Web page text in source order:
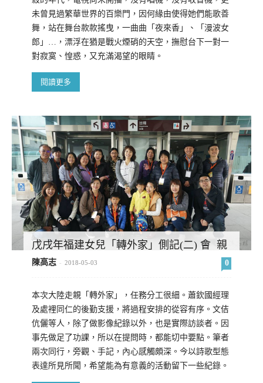
未曾見過繁華世界的百樂門，因何緣由使得她們能歌善
舞，站在舞台款款搖曳，一曲曲「夜來香」、「漫波女
郎」…，漂浮在猶是戰火煙硝的天空，撫慰台下一對一
對寂寞、惶惑，又充滿渴望的眼睛。
閱讀更多
戊戌年福建女兒「轉外家」側記(二) 會 親
陳高志 - 2018-05-03 0
本次大陸走親「轉外家」，任務分工很細。蕭欽國經理
及處裡同仁的後勤支援，將過程安排的從容有序。文佶
伉儷等人，除了做影像紀錄以外，也是實際訪談者。因
事先做足了功課，所以在提問時，都能切中要點。筆者
兩次同行，旁觀、手記，內心感觸頗深。今以詩歌型態
表達所見所聞，希望能為有意義的活動留下一些紀錄。